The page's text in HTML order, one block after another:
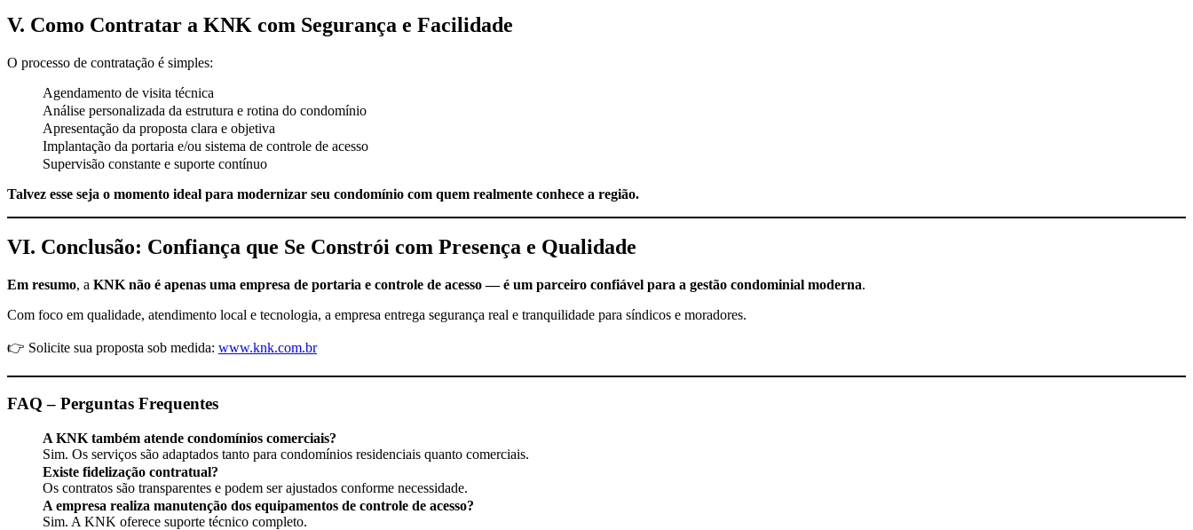
V. Como Contratar a KNK com Segurança e Facilidade
O processo de contratação é simples:
Agendamento de visita técnica
Análise personalizada da estrutura e rotina do condomínio
Apresentação da proposta clara e objetiva
Implantação da portaria e/ou sistema de controle de acesso
Supervisão constante e suporte contínuo
Talvez esse seja o momento ideal para modernizar seu condomínio com quem realmente conhece a região.
VI. Conclusão: Confiança que Se Constrói com Presença e Qualidade
Em resumo, a KNK não é apenas uma empresa de portaria e controle de acesso — é um parceiro confiável para a gestão condominial moderna.
Com foco em qualidade, atendimento local e tecnologia, a empresa entrega segurança real e tranquilidade para síndicos e moradores.
👉 Solicite sua proposta sob medida: www.knk.com.br
FAQ – Perguntas Frequentes
A KNK também atende condomínios comerciais?
Sim. Os serviços são adaptados tanto para condomínios residenciais quanto comerciais.
Existe fidelização contratual?
Os contratos são transparentes e podem ser ajustados conforme necessidade.
A empresa realiza manutenção dos equipamentos de controle de acesso?
Sim. A KNK oferece suporte técnico completo.